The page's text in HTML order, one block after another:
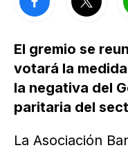
El gremio se
votará la
la negativa del
paritaria del
La Asociación